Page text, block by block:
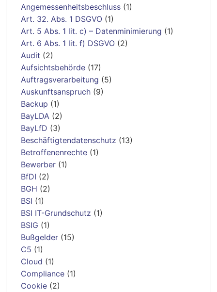
Angemessenheitsbeschluss (1)
Art. 32. Abs. 1 DSGVO (1)
Art. 5 Abs. 1 lit. c) – Datenminimierung (1)
Art. 6 Abs. 1 lit. f) DSGVO (2)
Audit (2)
Aufsichtsbehörde (17)
Auftragsverarbeitung (5)
Auskunftsanspruch (9)
Backup (1)
BayLDA (2)
BayLfD (3)
Beschäftigtendatenschutz (13)
Betroffenenrechte (1)
Bewerber (1)
BfDI (2)
BGH (2)
BSI (1)
BSI IT-Grundschutz (1)
BSIG (1)
Bußgelder (15)
C5 (1)
Cloud (1)
Compliance (1)
Cookie (2)